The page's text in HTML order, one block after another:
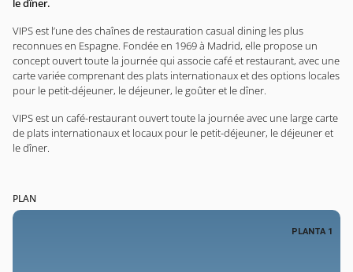
le dîner.
VIPS est l’une des chaînes de restauration casual dining les plus
reconnues en Espagne. Fondée en 1969 à Madrid, elle propose un
concept ouvert toute la journée qui associe café et restaurant, avec une
carte variée comprenant des plats internationaux et des options locales
pour le petit-déjeuner, le déjeuner, le goûter et le dîner.
VIPS est un café-restaurant ouvert toute la journée avec une large carte
de plats internationaux et locaux pour le petit-déjeuner, le déjeuner et
le dîner.
PLAN